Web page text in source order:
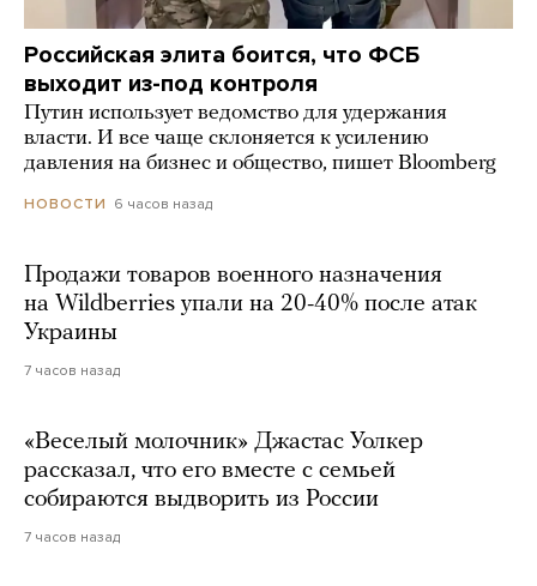
Российская элита боится, что ФСБ
выходит из-под контроля
Путин использует ведомство для удержания
власти. И все чаще склоняется к усилению
давления на бизнес и общество, пишет Bloomberg
НОВОСТИ 6 часов назад
Продажи товаров военного назначения
на Wildberries упали на 20-40% после атак
Украины
7 часов назад
«Веселый молочник» Джастас Уолкер
рассказал, что его вместе с семьей
собираются выдворить из России
7 часов назад